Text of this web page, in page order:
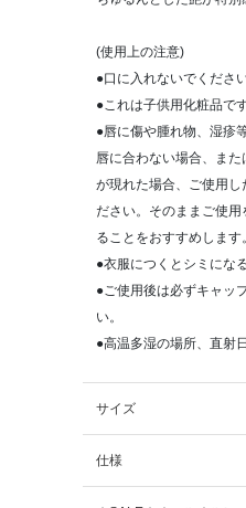
(使用上の注意)
●口に入れないでください
●これは子供用化粧品で
●唇に傷や腫れ物、湿疹
唇に合わない場合、ま
が現れた場合、ご使用
ださい。そのままご使
ることをおすすめします。
●衣服につくとシミにな
●ご使用後は必ずキャッ
い。
●高温多湿の場所、直射
サイズ
仕様